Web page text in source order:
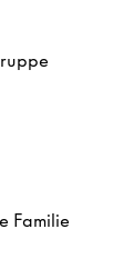
Familie